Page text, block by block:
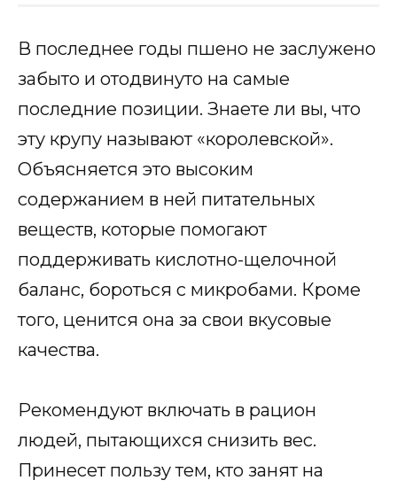
В последнее годы пшено не заслужено
забыто и отодвинуто на самые
последние позиции. Знаете ли вы, что
эту крупу называют «королевской».
Объясняется это высоким
содержанием в ней питательных
веществ, которые помогают
поддерживать кислотно-щелочной
баланс, бороться с микробами. Кроме
того, ценится она за свои вкусовые
качества.
Рекомендуют включать в рацион
людей, пытающихся снизить вес.
Принесет пользу тем, кто занят на